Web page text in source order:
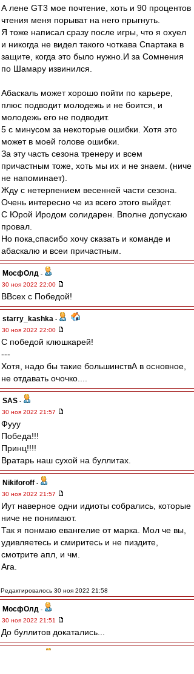
А лене GT3 мое почтение, хоть и 90 процентов
чтения меня порыват на него прыгнуть.
Я тоже написал сразу после игры, что я охуел
и никогда не видел такого чоткава Спартака в
защите, когда это было нужно.И за Сомнения
по Шамару извинился.
Абаскаль может хорошо пойти по карьере,
плюс подводит молодежь и не боится, и
молодежь его не подводит.
5 с минусом за некоторые ошибки. Хотя это
может в моей голове ошибки.
За эту часть сезона тренеру и всем
причастным тоже, хоть мы их и не знаем. (ниче
не напоминает).
Жду с нетерпением весенней части сезона.
Очень интересно че из всего этого выйдет.
С Юрой Иродом солидарен. Вполне допускаю
провал.
Но пока,спасибо хочу сказать и команде и
абаскалю и всеи причастным.
МосфОлд -
30 ноя 2022 22:00
ВВсех с Победой!
starry_kashka -
30 ноя 2022 22:00
С победой клюшкарей!
---
Хотя, надо бы такие большинствА в основное,
не отдавать очочко....
SAS -
30 ноя 2022 21:57
Фууу
Победа!!!
Принц!!!!
Вратарь наш сухой на буллитах.
Nikiforoff -
30 ноя 2022 21:57
Иут наверное одни идиоты собрались, которые
ниче не понимают.
Так я понмаю евангелие от марка. Мол че вы,
удивляетесь и смиритесь и не пиздите,
смотрите апл, и чм.
Ага.
Редактировалось 30 ноя 2022 21:58
МосфОлд -
30 ноя 2022 21:51
До буллитов докатались...